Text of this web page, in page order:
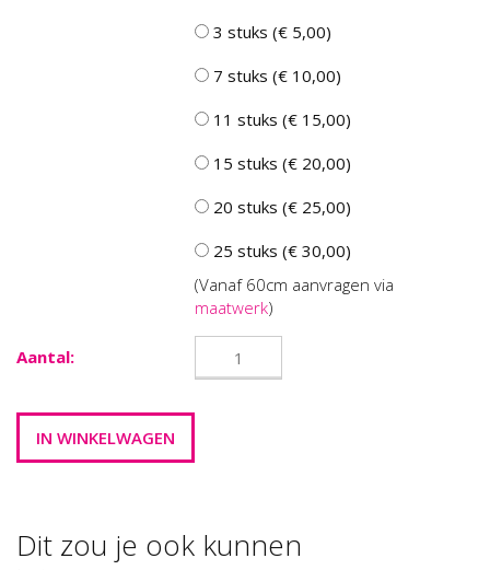
3 stuks (€ 5,00)
7 stuks (€ 10,00)
11 stuks (€ 15,00)
15 stuks (€ 20,00)
20 stuks (€ 25,00)
25 stuks (€ 30,00)
(Vanaf 60cm aanvragen via
maatwerk)
Aantal:
Dit zou je ook kunnen